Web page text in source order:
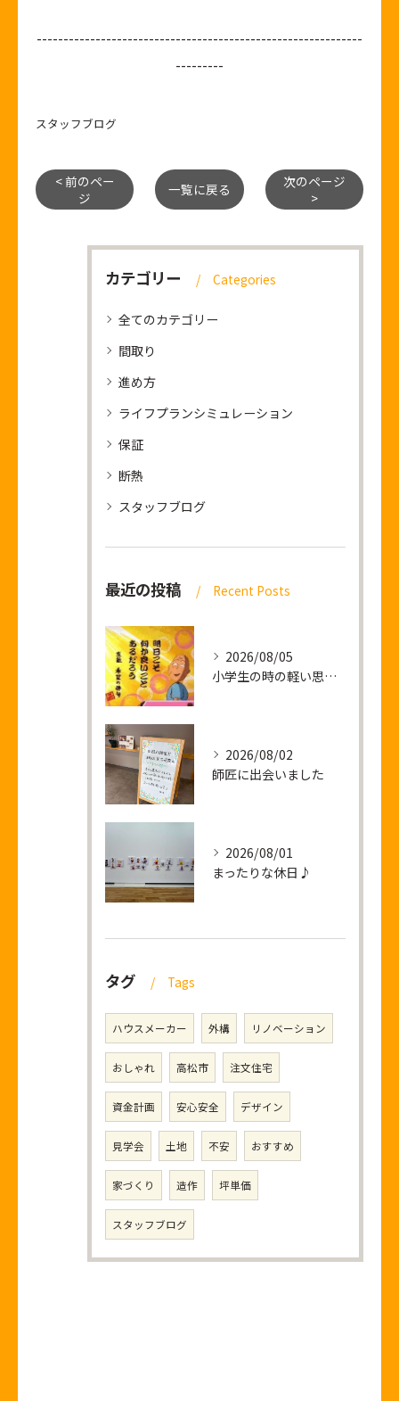
-------------------------------------------------------------
---------
スタッフブログ
< 前のペー
ジ
一覧に戻る
次のページ
>
カテゴリー Categories
全てのカテゴリー
間取り
進め方
ライフプランシミュレーション
保証
断熱
スタッフブログ
最近の投稿 Recent Posts
2026/08/05
小学生の時の軽い思い出話し
2026/08/02
師匠に出会いました
2026/08/01
まったりな休日♪
タグ Tags
ハウスメーカー 外構 リノベーション
おしゃれ 高松市 注文住宅
資金計画 安心安全 デザイン
見学会 土地 不安 おすすめ
家づくり 造作 坪単価
スタッフブログ